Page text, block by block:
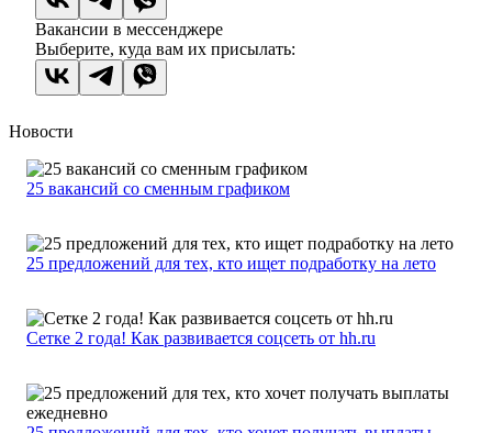
Вакансии в мессенджере
Выберите, куда вам их присылать:
Новости
25 вакансий со сменным графиком
25 предложений для тех, кто ищет подработку на лето
Сетке 2 года! Как развивается соцсеть от hh.ru